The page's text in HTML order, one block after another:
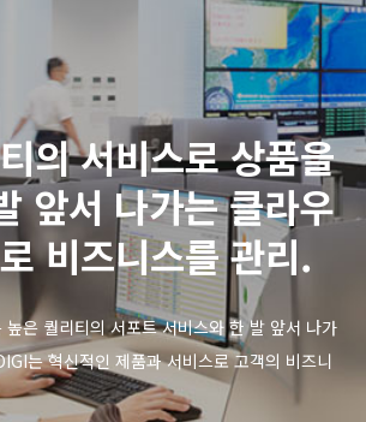
의 서비스로 상품을
앞서 나가는 클라우
비즈니스를 관리.
은 퀄리티의 서포트 서비스와 한 발 앞서 나가
는 혁신적인 제품과 서비스로 고객의 비즈니